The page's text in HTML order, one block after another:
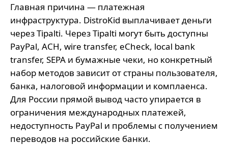
Главная причина — платежная
инфраструктура. DistroKid выплачивает деньги
через Tipalti. Через Tipalti могут быть доступны
PayPal, ACH, wire transfer, eCheck, local bank
transfer, SEPA и бумажные чеки, но конкретный
набор методов зависит от страны пользователя,
банка, налоговой информации и комплаенса.
Для России прямой вывод часто упирается в
ограничения международных платежей,
недоступность PayPal и проблемы с получением
переводов на российские банки.